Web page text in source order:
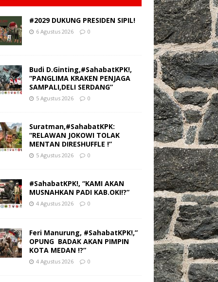
#2029 DUKUNG PRESIDEN SIPIL!
6 Agustus 2026 0
Budi D.Ginting,#SahabatKPK!,
“PANGLIMA KRAKEN PENJAGA
SAMPALI,DELI SERDANG”
5 Agustus 2026 0
Suratman,#SahabatKPK:
“RELAWAN JOKOWI TOLAK
MENTAN DIRESHUFFLE !”
5 Agustus 2026 0
#SahabatKPK!, “KAMI AKAN
MUSNAHKAN PADI KAB.OKI!?”
4 Agustus 2026 0
Feri Manurung, #SahabatKPK!,”
OPUNG BADAK AKAN PIMPIN
KOTA MEDAN !?”
4 Agustus 2026 0